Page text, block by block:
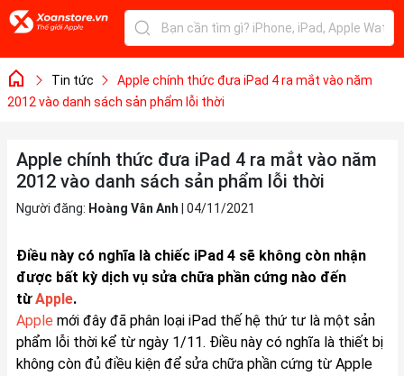
Tin tức
Apple chính thức đưa iPad 4 ra mắt vào năm
2012 vào danh sách sản phẩm lỗi thời
Apple chính thức đưa iPad 4 ra mắt vào năm
2012 vào danh sách sản phẩm lỗi thời
Người đăng: Hoàng Vân Anh 04/11/2021
Điều này có nghĩa là chiếc iPad 4 sẽ không còn nhận
được bất kỳ dịch vụ sửa chữa phần cứng nào đến
từApple.
Apple mới đây đã phân loại iPad thế hệ thứ tư là một sản
phẩm lỗi thời kể từ ngày 1/11. Điều này có nghĩa là thiết bị
không còn đủ điều kiện để sửa chữa phần cứng từ Apple